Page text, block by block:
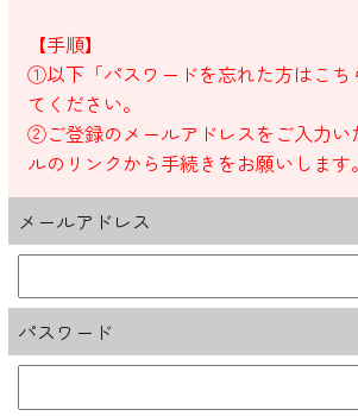
【手順】
①以下「パスワードを忘れた方はこち
てください。
②ご登録のメールアドレスをご入力い
ルのリンクから手続きをお願いします。
メールアドレス
パスワード